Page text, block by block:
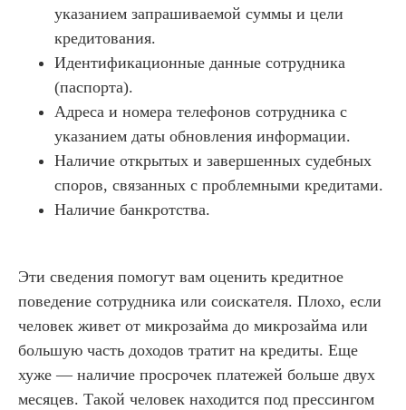
указанием запрашиваемой суммы и цели
кредитования.
Идентификационные данные сотрудника
(паспорта).
Адреса и номера телефонов сотрудника с
указанием даты обновления информации.
Наличие открытых и завершенных судебных
споров, связанных с проблемными кредитами.
Наличие банкротства.
Эти сведения помогут вам оценить кредитное
поведение сотрудника или соискателя. Плохо, если
человек живет от микрозайма до микрозайма или
большую часть доходов тратит на кредиты. Еще
хуже — наличие просрочек платежей больше двух
месяцев. Такой человек находится под прессингом